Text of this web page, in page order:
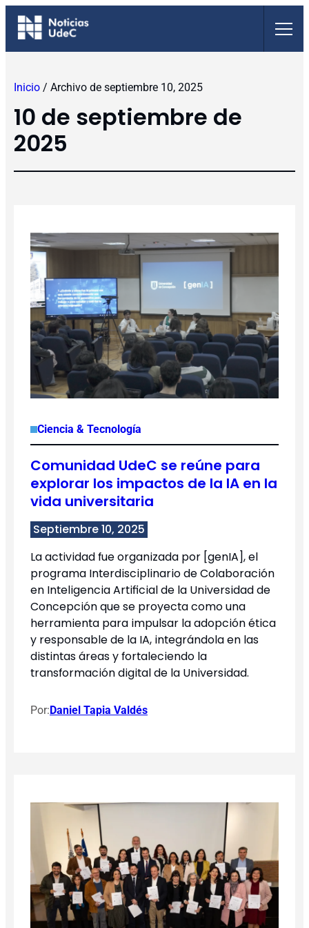
Saltar
Inicio / Archivo de septiembre 10, 2025
10 de septiembre de
2025
Ciencia & Tecnología
Comunidad UdeC se reúne para
explorar los impactos de la IA en la
vida universitaria
Septiembre 10, 2025
La actividad fue organizada por [genIA], el
programa Interdisciplinario de Colaboración
en Inteligencia Artificial de la Universidad de
Concepción que se proyecta como una
herramienta para impulsar la adopción ética
y responsable de la IA, integrándola en las
distintas áreas y fortaleciendo la
transformación digital de la Universidad.
Por:Daniel Tapia Valdés